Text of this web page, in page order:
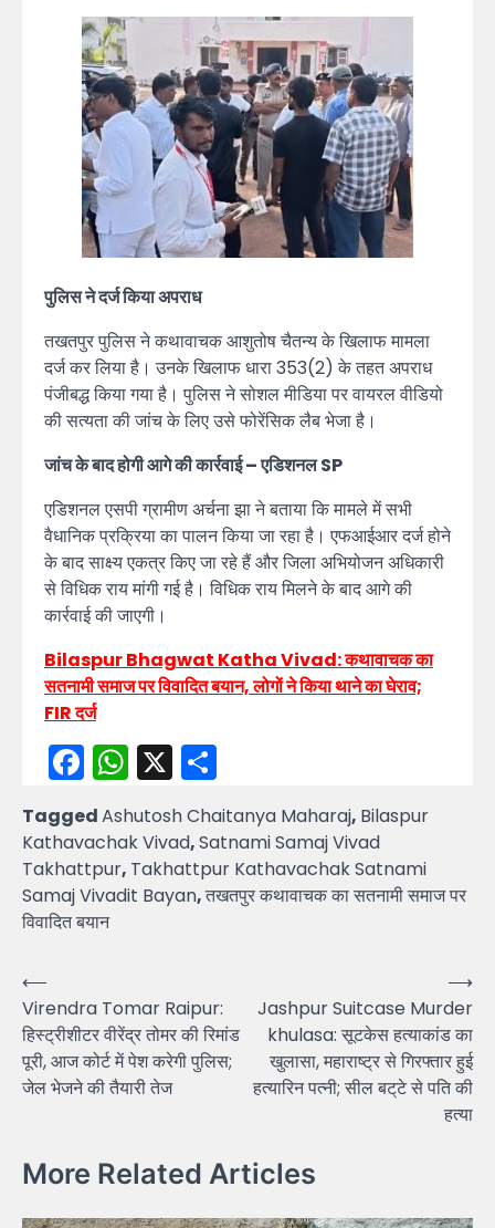
पुलिस ने दर्ज किया अपराध
तखतपुर पुलिस ने कथावाचक आशुतोष चैतन्य के खिलाफ मामला
दर्ज कर लिया है। उनके खिलाफ धारा 353(2) के तहत अपराध
पंजीबद्ध किया गया है। पुलिस ने सोशल मीडिया पर वायरल वीडियो
की सत्यता की जांच के लिए उसे फोरेंसिक लैब भेजा है।
जांच के बाद होगी आगे की कार्रवाई – एडिशनल SP
एडिशनल एसपी ग्रामीण अर्चना झा ने बताया कि मामले में सभी
वैधानिक प्रक्रिया का पालन किया जा रहा है। एफआईआर दर्ज होने
के बाद साक्ष्य एकत्र किए जा रहे हैं और जिला अभियोजन अधिकारी
से विधिक राय मांगी गई है। विधिक राय मिलने के बाद आगे की
कार्रवाई की जाएगी।
Bilaspur Bhagwat Katha Vivad: कथावाचक का
सतनामी समाज पर विवादित बयान, लोगों ने किया थाने का घेराव;
FIR दर्ज
Facebook
WhatsApp
X
TaggedAshutosh Chaitanya Maharaj, Bilaspur
Kathavachak Vivad,Satnami Samaj Vivad
Takhattpur, Takhattpur Kathavachak Satnami
Samaj Vivadit Bayan,तखतपुर कथावाचक का सतनामी समाज पर
विवादित बयान
Post
navigation
⟵
Virendra Tomar Raipur:
हिस्ट्रीशीटर वीरेंद्र तोमर की रिमांड
पूरी, आज कोर्ट में पेश करेगी पुलिस;
जेल भेजने की तैयारी तेज
Jashpur Suitcase Murder
khulasa: सूटकेस हत्याकांड का
खुलासा, महाराष्ट्र से गिरफ्तार हुई
हत्यारिन पत्नी; सील बट्‌टे से पति की
हत्या
⟶
More Related Articles